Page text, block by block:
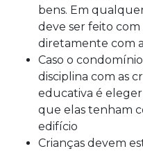
bens. Em
deve ser feito com
diretamente com
Caso o
disciplina com as
educativa é
que elas tenham
edifício
Crianças devem